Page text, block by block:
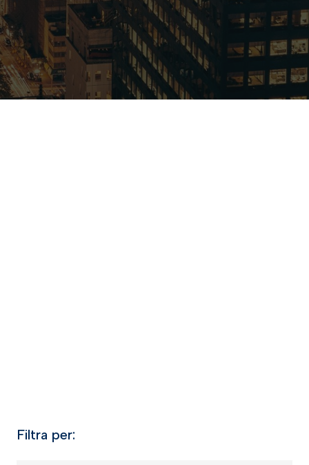
Filtra per: